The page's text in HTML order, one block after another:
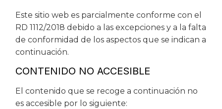
Este sitio web es parcialmente conforme con el
RD 1112/2018 debido a las excepciones y a la falta
de conformidad de los aspectos que se indican a
continuación.
CONTENIDO NO ACCESIBLE
El contenido que se recoge a continuación no
es accesible por lo siguiente: